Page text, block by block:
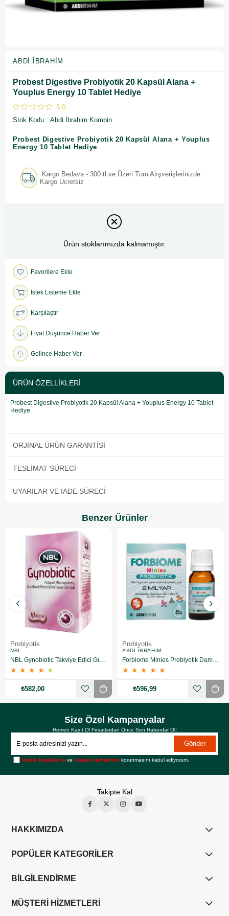
ABDI İBRAHIM
Probest Digestive Probiyotik 20 Kapsül Alana +
Youplus Energy 10 Tablet Hediye
5.0
Stok Kodu
Abdi İbrahim Kombin
Probest Digestive Probiyotik 20 Kapsül Alana + Youplus
Energy 10 Tablet Hediye
Kargo Bedava - 300 tl ve Üzeri Tüm Alışverişlerinizde
Kargo Ücretsiz
Ürün stoklarımızda kalmamıştır.
Favorilere Ekle
İstek Listeme Ekle
Karşılaştır
Fiyat Düşünce Haber Ver
Gelince Haber Ver
ÜRÜN ÖZELLIKLERI
Probest Digestive Probiyotik 20 Kapsül Alana + Youplus Energy 10 Tablet
Hediye
ORJINAL ÜRÜN GARANTISI
TESLIMAT SÜRECI
UYARILAR VE İADE SÜRECI
Benzer Ürünler
Probiyotik
NBL
★ ★ ★ ★ ★
₺582,00
Probiyotik
ABDI İBRAHIM
★ ★ ★ ★ ★
₺596,99
Size Özel Kampanyalar
Hemen Kayıt Ol Fırsatlardan Önce Sen Haberdar Ol!
Gönder
Üyelik koşullarını vekişisel verilerimin korunmasını kabul ediyorum.
Takipte Kal
HAKKIMIZDA
POPÜLER KATEGORİLER
BİLGİLENDİRME
MÜŞTERİ HİZMETLERİ